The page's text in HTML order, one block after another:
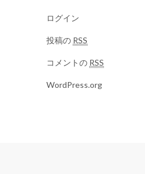
ログイン
投稿の RSS
コメントの RSS
WordPress.org